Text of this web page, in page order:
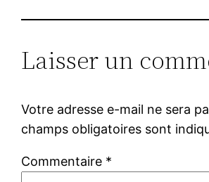
Laisser un
Votre adresse e-mail ne sera
champs obligatoires sont
Commentaire *